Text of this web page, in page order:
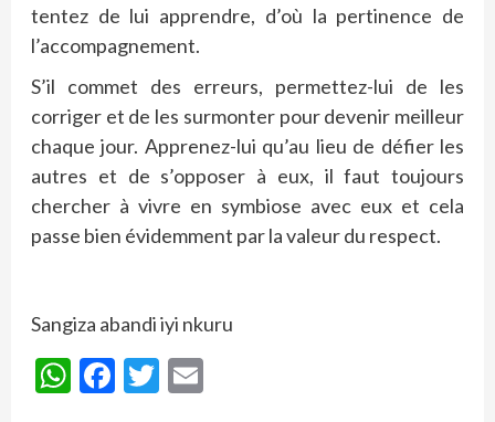
tentez de lui apprendre, d’où la pertinence de
l’accompagnement.
S’il commet des erreurs, permettez-lui de les
corriger et de les surmonter pour devenir meilleur
chaque jour. Apprenez-lui qu’au lieu de défier les
autres et de s’opposer à eux, il faut toujours
chercher à vivre en symbiose avec eux et cela
passe bien évidemment par la valeur du respect.
Sangiza abandi iyi nkuru
WhatsApp
Facebook
Twitter